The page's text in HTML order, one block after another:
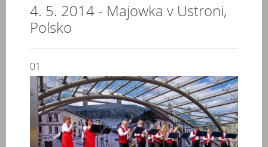
4. 5. 2014 - Majowka v Ustroni,
Polsko
01